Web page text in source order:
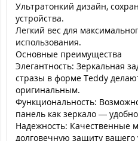
Ультратонкий дизайн,
устройства.
Легкий вес для
использования.
Основные преимущества
Элегантность: Зеркальная
стразы в форме Teddy
оригинальным.
Функциональность:
панель как зеркало —
Надежность: Качественные
долговечную защиту вашего